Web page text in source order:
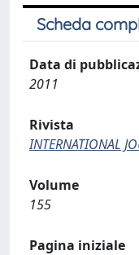
Scheda
Data di
2011
Rivista
INTERNATIONAL
Volume
155
Pagina iniziale